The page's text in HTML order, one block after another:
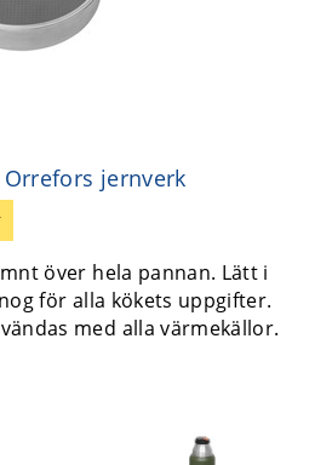
jernverk
över hela pannan. Lätt i
för alla kökets uppgifter.
med alla värmekällor.